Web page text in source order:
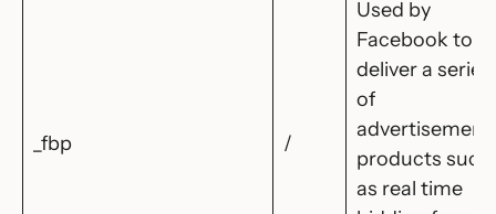
_fbp /
Used by
Facebook to
deliver a series
of
advertisement
products such
as real time